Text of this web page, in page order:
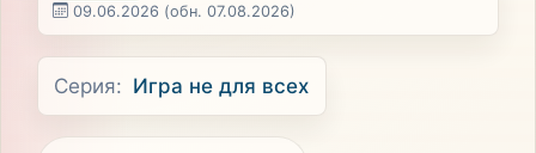
09.06.2026 (обн. 07.08.2026)
Серия: Игра не для всех